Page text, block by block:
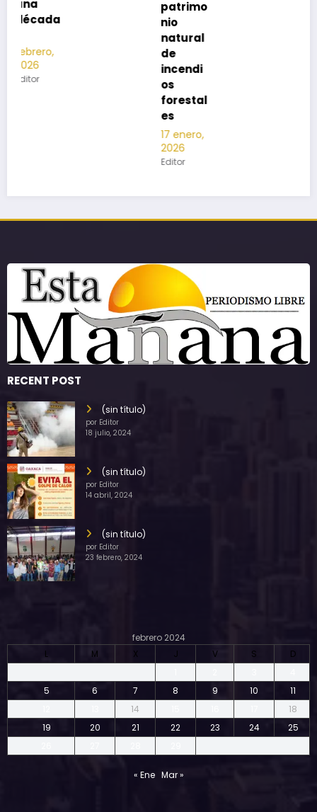
RECENT POST
(sin título)
por Editor
18 julio, 2024
(sin título)
por Editor
14 abril, 2024
(sin título)
por Editor
23 febrero, 2024
febrero 2024
L
M X J V S
D
5
6 7 8 9 10
11
14
18
19
20 21 22 23 24
25
« Ene Mar »